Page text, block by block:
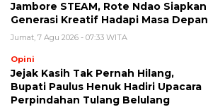
Jambore STEAM, Rote Ndao Siapkan
Generasi Kreatif Hadapi Masa Depan
Jumat, 7 Agu 2026 - 07:33 WITA
Opini
Jejak Kasih Tak Pernah Hilang,
Bupati Paulus Henuk Hadiri Upacara
Perpindahan Tulang Belulang